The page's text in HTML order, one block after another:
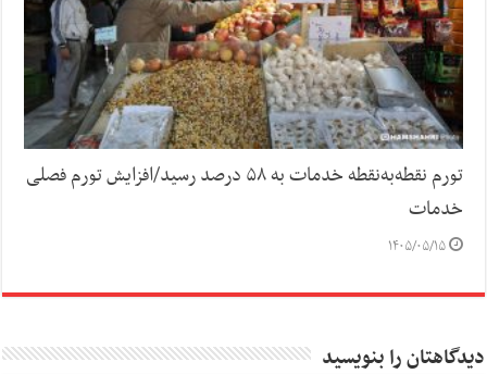
تورم نقطه‌به‌نقطه خدمات به ۵۸ درصد رسید/افزایش تورم فصلی
خدمات
۱۴۰۵/۰۵/۱۵
دیدگاهتان را بنویسید